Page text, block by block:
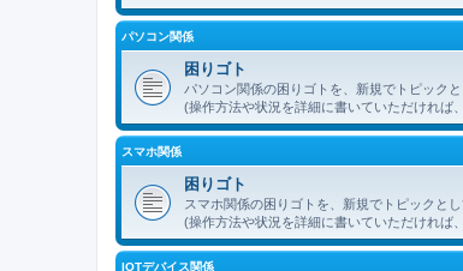
パソコン関係
困りゴト
パソコン関係の困りゴトを、新規でトピック
(操作方法や状況を詳細に書いていただければ
スマホ関係
困りゴト
スマホ関係の困りゴトを、新規でトピックと
(操作方法や状況を詳細に書いていただければ
IOTデバイス関係